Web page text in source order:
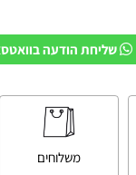
שליחת הודעה
משלוחים